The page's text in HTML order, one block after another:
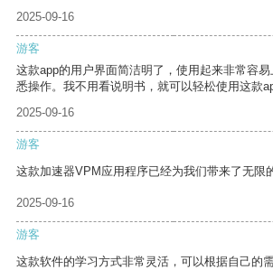
2025-09-16
游客
这款app的用户界面简洁明了，使用起来非常容
悉操作。我不用看说明书，就可以轻松使用这款
2025-09-16
游客
这款加速器VPM应用程序已经为我们带来了无限
2025-09-16
游客
这款软件的学习方式非常灵活，可以根据自己的